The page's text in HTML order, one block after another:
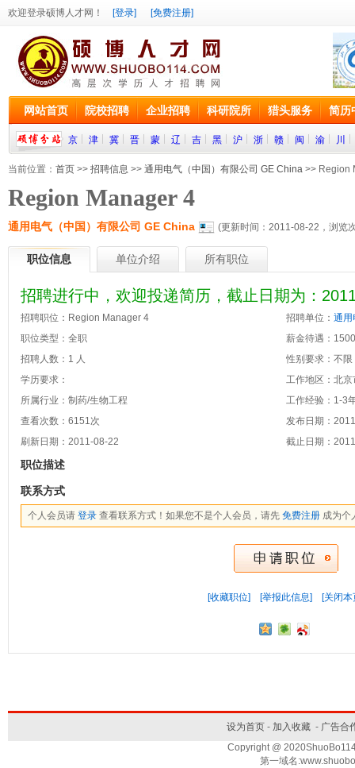
欢迎登录硕博人才网！ [登录] [免费注册]
网站首页 院校招聘 企业招聘 科研院所 猎头服务 简历
京 津 冀 晋 蒙 辽 吉 黑 沪 浙 赣 闽 渝 川
当前位置： 首页 >> 招聘信息 >> 通用电气（中国）有限公司 GE China >> Region
Region Manager 4
通用电气（中国）有限公司 GE China (更新时间：2011-08-22，浏览
职位信息 单位介绍 所有职位
招聘进行中，欢迎投递简历，截止日期为：
招聘职位：Region Manager 4 招聘单位： 通用
职位类型：全职
薪金待遇：
招聘人数：1 人
性别要求：不限
学历要求：
工作地区：北京
所属行业：制药/生物工程
工作经验：1-3
查看次数： 6151次
发布日期：
刷新日期：2011-08-22
截止日期：
职位描述
联系方式
个人会员请 登录 查看联系方式！如果您不是个人会员，请先 免费注册 成为个
[收藏职位] [举报此信息] [关闭本
设为首页- 加入收藏- 广告合
Copyright @
第一域名